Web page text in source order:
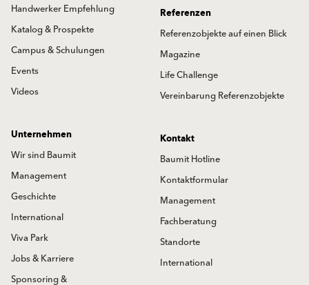
Handwerker Empfehlung
Katalog & Prospekte
Campus & Schulungen
Events
Videos
Referenzen
Referenzobjekte auf einen Blick
Magazine
Life Challenge
Vereinbarung Referenzobjekte
Unternehmen
Wir sind Baumit
Management
Geschichte
International
Viva Park
Jobs & Karriere
Sponsoring &
Kontakt
Baumit Hotline
Kontaktformular
Management
Fachberatung
Standorte
International